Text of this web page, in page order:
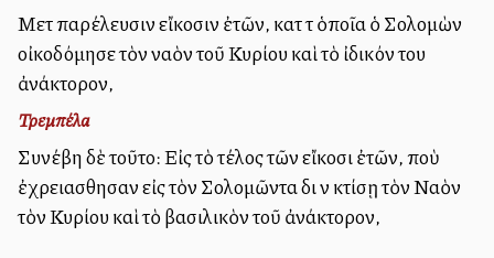
Μετὰ παρέλευσιν εἴκοσιν ἐτῶν, κατὰ τὰ ὁποῖα ὁ Σολομὼν
οἰκοδόμησε τὸν ναὸν τοῦ Κυρίου καὶ τὸ ἰδικόν του
ἀνάκτορον,
Τρεμπέλα
Συνέβη δὲ τοῦτο: Εἰς τὸ τέλος τῶν εἴκοσι ἐτῶν, ποὺ
ἐχρειασθησαν εἰς τὸν Σολομῶντα διὰ νὰ κτίσῃ τὸν Ναὸν
τὸν Κυρίου καὶ τὸ βασιλικὸν τοῦ ἀνάκτορον,